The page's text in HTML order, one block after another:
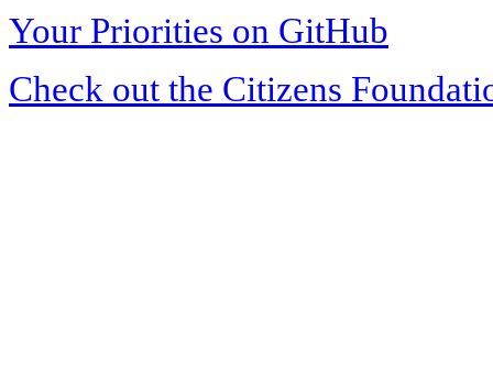
Your Priorities on GitHub
Check out the Citizens